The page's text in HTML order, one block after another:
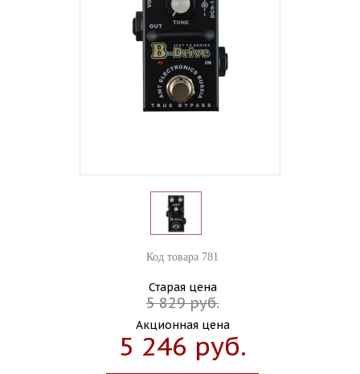
Код товара 781
Старая цена
5 829 руб.
Акционная цена
5 246 руб.